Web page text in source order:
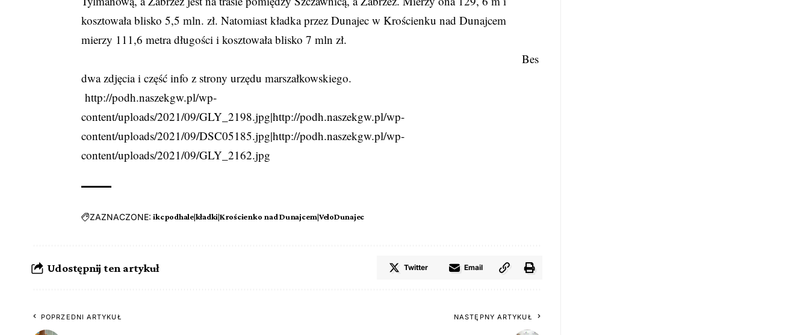
kosztowała blisko 5,5 mln. zł. Natomiast kładka przez Dunajec w Krościenku nad Dunajcem
mierzy 111,6 metra długości i kosztowała blisko 7 mln zł.
Bes
dwa zdjęcia i część info z strony urzędu marszałkowskiego.
http://podh.naszekgw.pl/wp-
content/uploads/2021/09/GLY_2198.jpg|http://podh.naszekgw.pl/wp-
content/uploads/2021/09/DSC05185.jpg|http://podh.naszekgw.pl/wp-
content/uploads/2021/09/GLY_2162.jpg
ZAZNACZONE: ikcpodhale|kładki|Krościenko nad Dunajcem|VeloDunajec
Udostępnij ten artykuł Twitter Email
POPRZEDNI ARTYKUŁ NASTĘPNY ARTYKUŁ